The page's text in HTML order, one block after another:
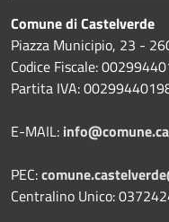
Comune di Castelverde
Piazza Municipio, 23 -
Codice Fiscale:
Partita IVA:
E-MAIL:
PEC:
Centralino Unico: